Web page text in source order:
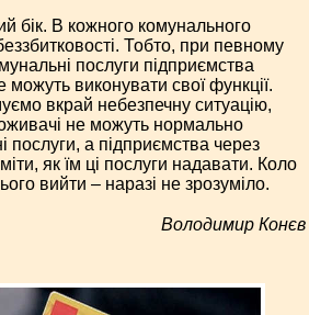
бік. В кожного комунального
Тобто, при певному
послуги підприємства
можуть виконувати свої функції.
вкрай небезпечну ситуацію,
не можуть нормально
послуги, а підприємства через
як їм ці послуги надавати. Коло
вийти – наразі не зрозуміло.
Володимир Конєв